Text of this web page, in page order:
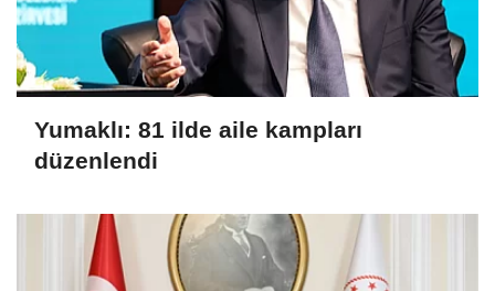
Yumaklı: 81 ilde aile kampları
düzenlendi